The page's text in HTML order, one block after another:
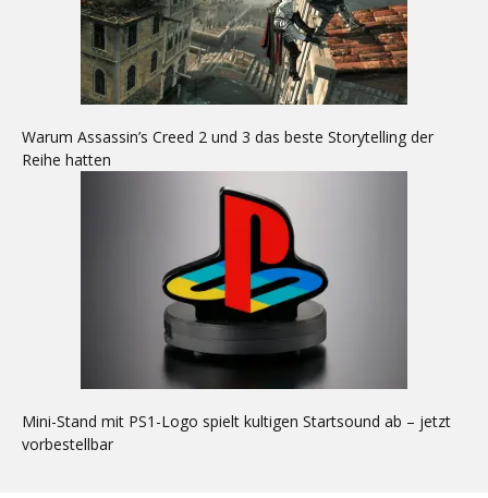
Warum Assassin’s Creed 2 und 3 das beste Storytelling der
Reihe hatten
Mini-Stand mit PS1-Logo spielt kultigen Startsound ab – jetzt
vorbestellbar